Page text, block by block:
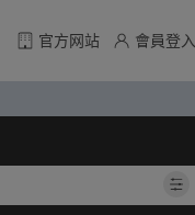
官方网站 會員登入